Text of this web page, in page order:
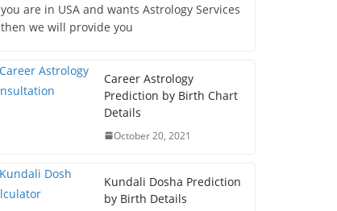
you are in USA and wants Astrology Services
then we will provide you
Career Astrology
Prediction by Birth Chart
Details
October 20, 2021
Kundali Dosha Prediction
by Birth Details